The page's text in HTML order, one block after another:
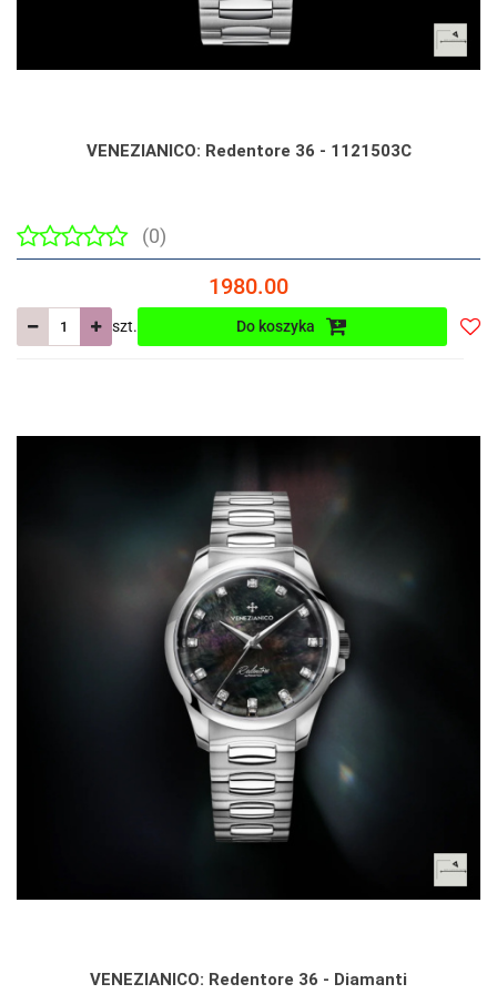
VENEZIANICO: Redentore 36 - 1121503C
(0)
1980.00
szt. Do koszyka
VENEZIANICO: Redentore 36 - Diamanti